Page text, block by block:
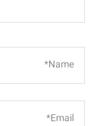
Email*